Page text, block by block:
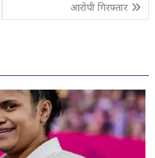
आरोपी गिरफ्तार